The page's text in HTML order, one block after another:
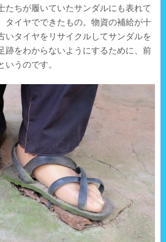
たちが履いていたサンダルにも表れて
タイヤでできたもの。物資の補給が十
いタイヤをリサイクルしてサンダルを
跡をわからないようにするために、前
うのです。